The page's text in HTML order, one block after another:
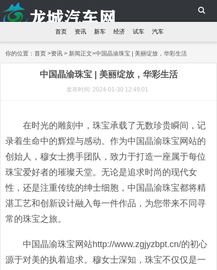
首页 资讯 新车 经济 试车 汽车
你的位置：首页 >资讯 > 新闻正文>中国晶渝珠宝 | 美丽绽放，华彩生活
中国晶渝珠宝 | 美丽绽放，华彩生活
发布时间: 2024-01-30 12:49:01
在时光的雕刻中，珠宝承载了无数珍贵瞬间，记
录着生命中的辉煌与感动。作为中国晶渝珠宝网站的
创始人，穆女士携手团队，致力于打造一座属于每位
珠宝爱好者的璀璨天堂。无论是追求时尚的现代女
性，还是注重传统的绅士细胞，中国晶渝珠宝都将精
湛工艺和创新设计融入每一件作品，为您带来不同寻
常的珠宝之旅。
中国晶渝珠宝网站http://www.zgjyzbpt.cn/的初心
源于对美的执着追求。穆女士深知，珠宝不仅仅是一